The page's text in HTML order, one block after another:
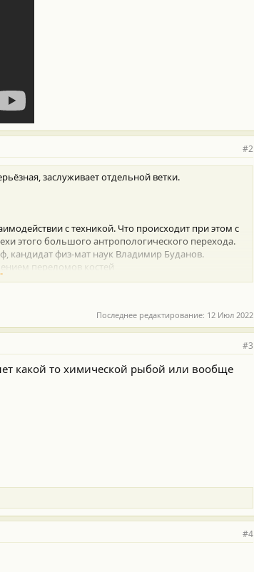
#2
заслуживает отдельной ветки.
с техникой. Что происходит при этом с
этого большого антропологического перехода.
кандидат физ-мат наук Владимир Буданов.
переломов костей
и не только. Всё таки проверенные варианты
Последнее редактирование: 12 Июл 2022
#3
какой то химической рыбой или вообще
#4